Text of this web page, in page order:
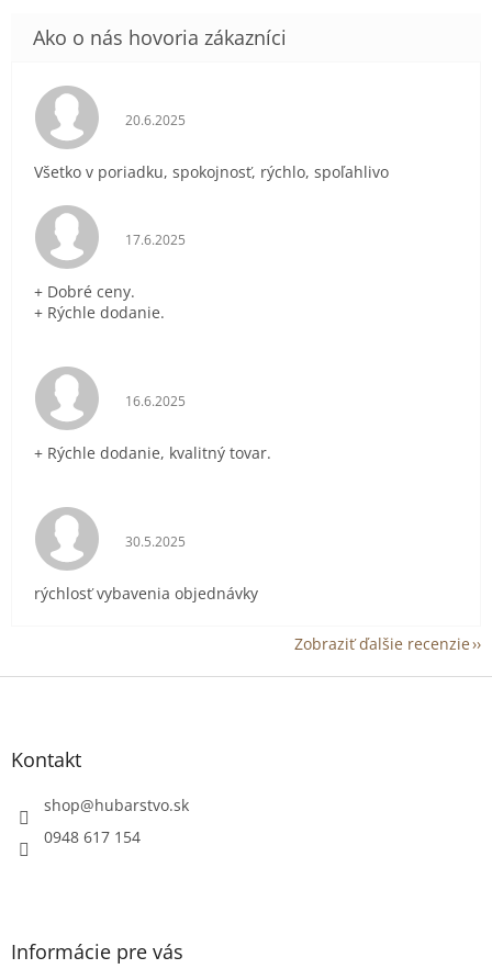
Hodnotenie obchodu je 5 z 5 hviezdičiek.
20.6.2025
Všetko v poriadku, spokojnosť, rýchlo, spoľahlivo
Hodnotenie obchodu je 5 z 5 hviezdičiek.
17.6.2025
+ Dobré ceny.
+ Rýchle dodanie.
Hodnotenie obchodu je 5 z 5 hviezdičiek.
16.6.2025
+ Rýchle dodanie, kvalitný tovar.
Hodnotenie obchodu je 5 z 5 hviezdičiek.
30.5.2025
rýchlosť vybavenia objednávky
Zobraziť ďalšie recenzie
Z
Kontakt
shop@hubarstvo.sk
0948 617 154
Informácie pre vás